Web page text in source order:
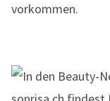
vorkommen.